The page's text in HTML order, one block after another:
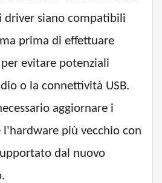
driver siano compatibili
prima di effettuare
evitare potenziali
o la connettività USB.
aggiornare i
più vecchio con
dal nuovo